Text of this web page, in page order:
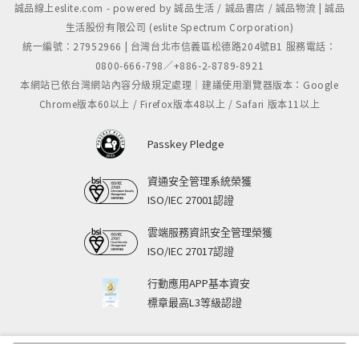
誠品線上eslite.com - powered by 誠品生活 / 誠品書店 / 誠品物流 | 誠品
生活股份有限公司 (eslite Spectrum Corporation)
統一編號：27952966 | 台灣台北市信義區松德路204號B1 服務電話：
0800-666-798／+886-2-8789-8921
本網站已依台灣網站內容分級規定處理｜建議使用瀏覽器版本：Google
Chrome版本60以上 / Firefox版本48以上 / Safari 版本11以上
Passkey Pledge
資通安全管理系統榮獲
ISO/IEC 27001認證
雲端服務資訊安全管理榮獲
ISO/IEC 27017認證
行動應用APP基本資安
標章最高L3等級認證